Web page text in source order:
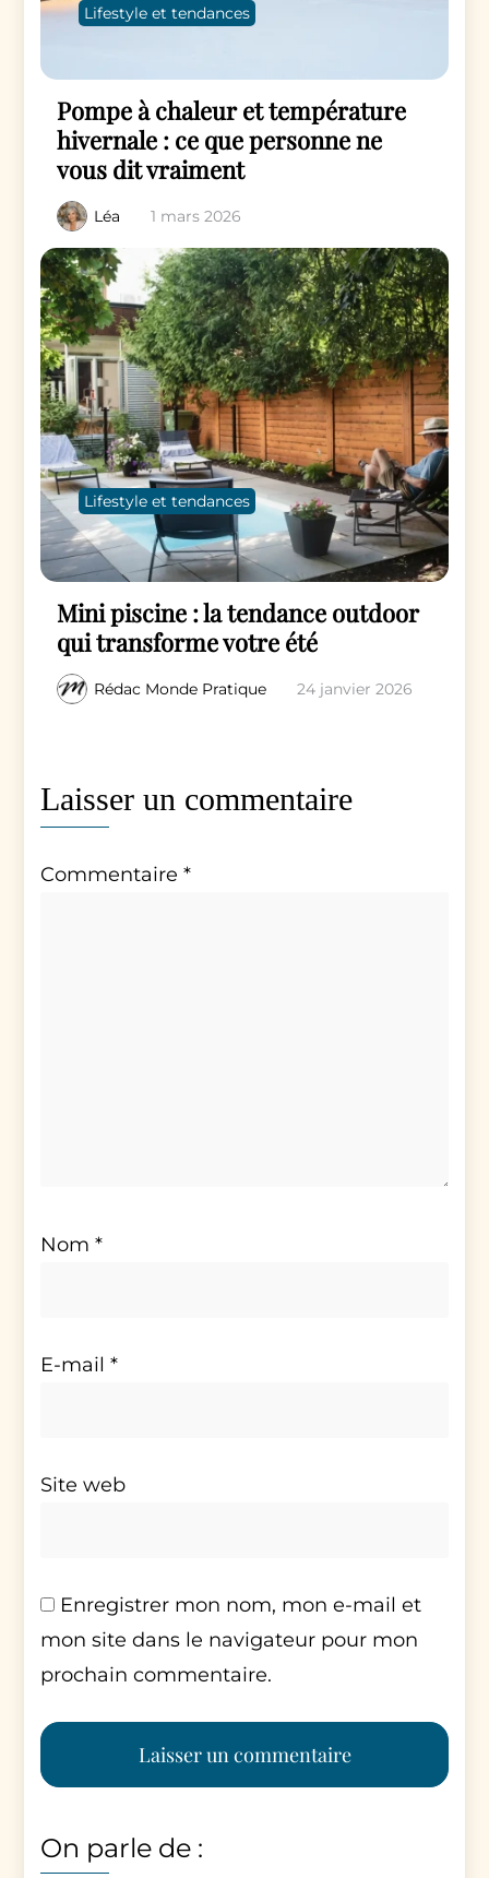
Lifestyle et tendances
Pompe à chaleur et température
hivernale : ce que personne ne
vous dit vraiment
Léa 1 mars 2026
Lifestyle et tendances
Mini piscine : la tendance outdoor
qui transforme votre été
Rédac Monde Pratique 24 janvier 2026
Laisser un commentaire
Commentaire*
Nom*
E-mail*
Site web
Enregistrer mon nom, mon e-mail et
mon site dans le navigateur pour mon
prochain commentaire.
On parle de :